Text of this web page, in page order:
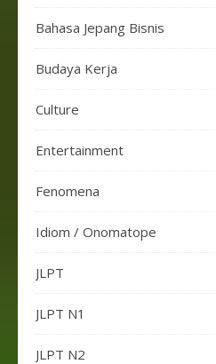
Bahasa Jepang Bisnis
Budaya Kerja
Culture
Entertainment
Fenomena
Idiom / Onomatope
JLPT
JLPT N1
JLPT N2